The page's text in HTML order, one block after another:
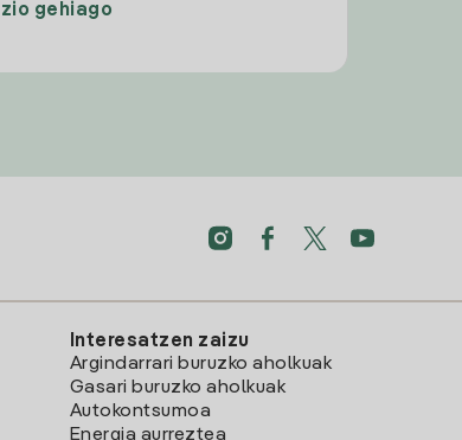
gehiago
Interesatzen zaizu
Argindarrari buruzko aholkuak
Gasari buruzko aholkuak
Autokontsumoa
Energia aurreztea